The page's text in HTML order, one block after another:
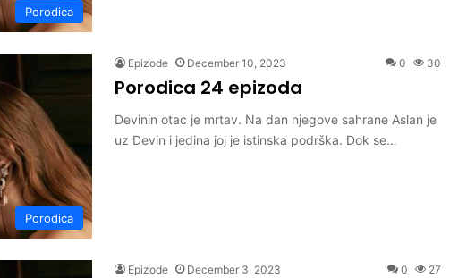
Porodica
Porodica
Epizode December 10, 2023 0 30
Porodica 24 epizoda
Devinin otac je mrtav. Na dan njegove sahrane Aslan je
uz Devin i jedina joj je istinska podrška. Dok se…
Epizode December 3, 2023 0 27